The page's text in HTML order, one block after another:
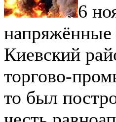
6
напряжённые
Киевский
торгово-
то был